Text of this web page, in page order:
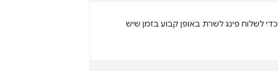
כדי לשלוח פינג לשרת באופן קבוע בזמן שיש